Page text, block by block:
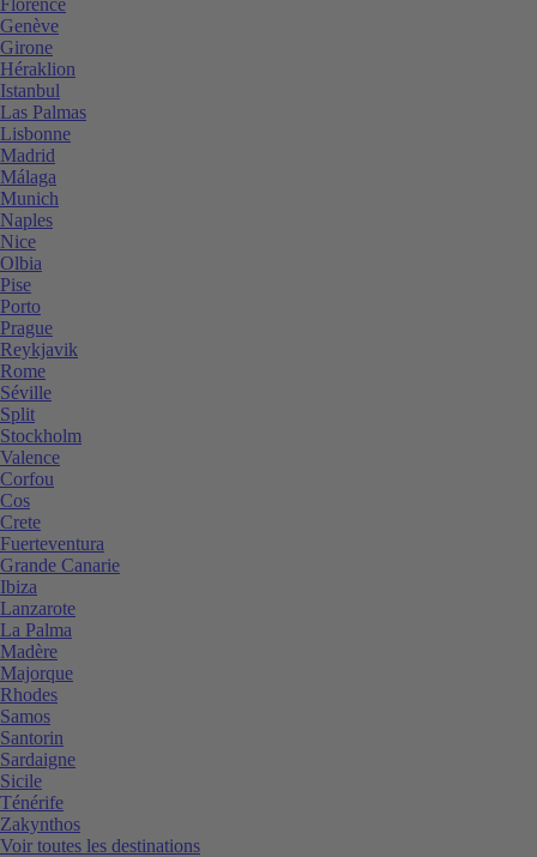
Genève
Girone
Héraklion
Istanbul
Las Palmas
Lisbonne
Madrid
Málaga
Munich
Naples
Nice
Olbia
Pise
Porto
Prague
Reykjavik
Rome
Séville
Split
Stockholm
Valence
Corfou
Cos
Crete
Fuerteventura
Grande Canarie
Ibiza
Lanzarote
La Palma
Madère
Majorque
Rhodes
Samos
Santorin
Sardaigne
Sicile
Ténérife
Zakynthos
Voir toutes les destinations